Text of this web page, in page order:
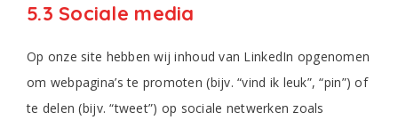
5.3 Sociale media
Op onze site hebben wij inhoud van LinkedIn opgenomen
om webpagina’s te promoten (bijv. “vind ik leuk”, “pin”) of
te delen (bijv. “tweet”) op sociale netwerken zoals